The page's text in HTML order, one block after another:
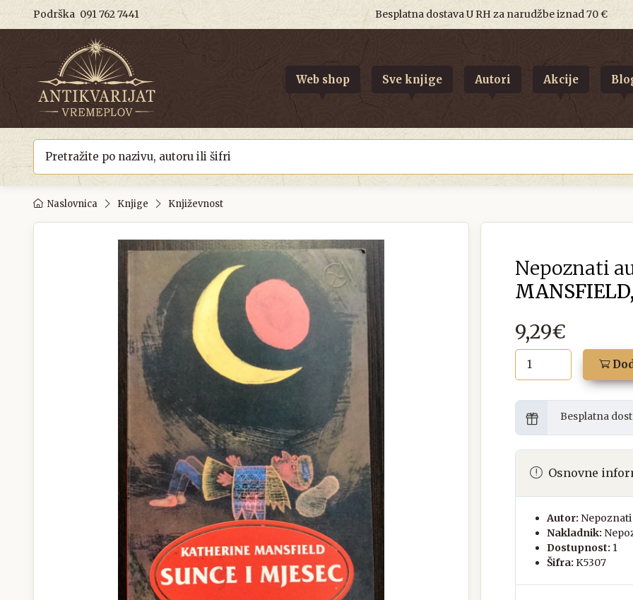
Podrška 091 762 7441 Besplatna dostava U RH za narudžbe iznad 70 €
Web shop Sve knjige Autori Akcije
Naslovnica Knjige Književnost
Nepoznati
9,29€
Besplatna
Osnovne
Autor:
Nakladnik:
Dostupnost: 1
Šifra: K5307